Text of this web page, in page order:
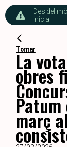
Des del
inicial
Tornar
La
obres
març